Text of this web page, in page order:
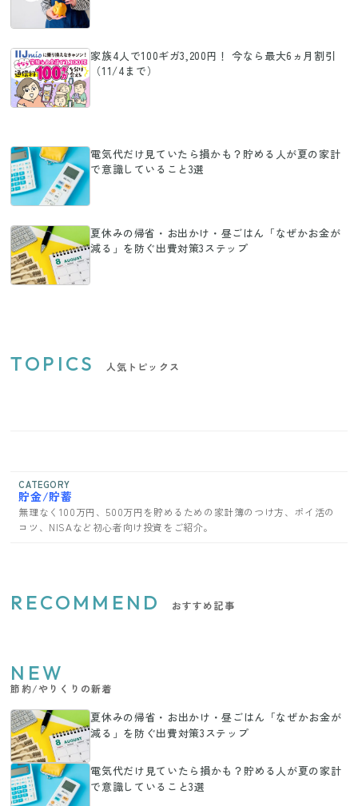
家族4人で100ギガ3,200円！ 今なら最大6ヵ月割引
（11/4まで）
電気代だけ見ていたら損かも？貯める人が夏の家計
で意識していること3選
夏休みの帰省・お出かけ・昼ごはん「なぜかお金が
減る」を防ぐ出費対策3ステップ
TOPICS 人気トピックス
CATEGORY
貯金/貯蓄
無理なく100万円、500万円を貯めるための家計簿のつけ方、ポイ活の
コツ、NISAなど初心者向け投資をご紹介。
RECOMMEND おすすめ記事
NEW
節約/やりくりの新着
夏休みの帰省・お出かけ・昼ごはん「なぜかお金が
減る」を防ぐ出費対策3ステップ
電気代だけ見ていたら損かも？貯める人が夏の家計
で意識していること3選